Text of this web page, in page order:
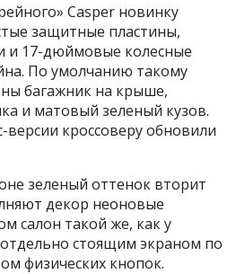
Casper новинку
защитные пластины,
и 17-дюймовые колесные
По умолчанию такому
багажник на крыше,
и матовый зеленый кузов.
версии кроссоверу обновили
зеленый оттенок вторит
декор неоновые
салон такой же, как у
стоящим экраном по
физических кнопок.